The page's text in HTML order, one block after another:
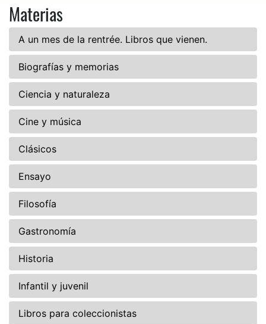
Materias
A un mes de la rentrée. Libros que vienen.
Biografías y memorias
Ciencia y naturaleza
Cine y música
Clásicos
Ensayo
Filosofía
Gastronomía
Historia
Infantil y juvenil
Libros para coleccionistas